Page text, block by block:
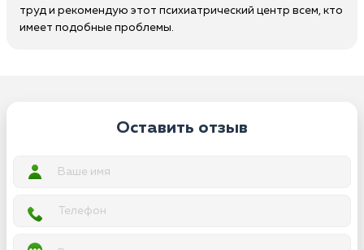
труд и рекомендую этот психиатрический центр всем, кто
имеет подобные проблемы.
Оставить отзыв